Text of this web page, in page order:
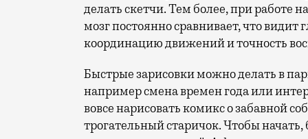
делать скетчи. Тем более, при работе
мозг постоянно сравнивает, что видит
координацию движений и точность
Быстрые зарисовки можно делать в
например смена времен года или
вовсе нарисовать комикс о забавной
трогательный старичок. Чтобы